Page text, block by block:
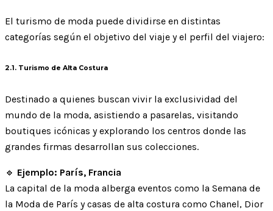
El turismo de moda puede dividirse en distintas
categorías según el objetivo del viaje y el perfil del viajero:
2.1. Turismo de Alta Costura
Destinado a quienes buscan vivir la exclusividad del
mundo de la moda, asistiendo a pasarelas, visitando
boutiques icónicas y explorando los centros donde las
grandes firmas desarrollan sus colecciones.
🔹 Ejemplo: París, Francia
La capital de la moda alberga eventos como la Semana de
la Moda de París y casas de alta costura como Chanel, Dior